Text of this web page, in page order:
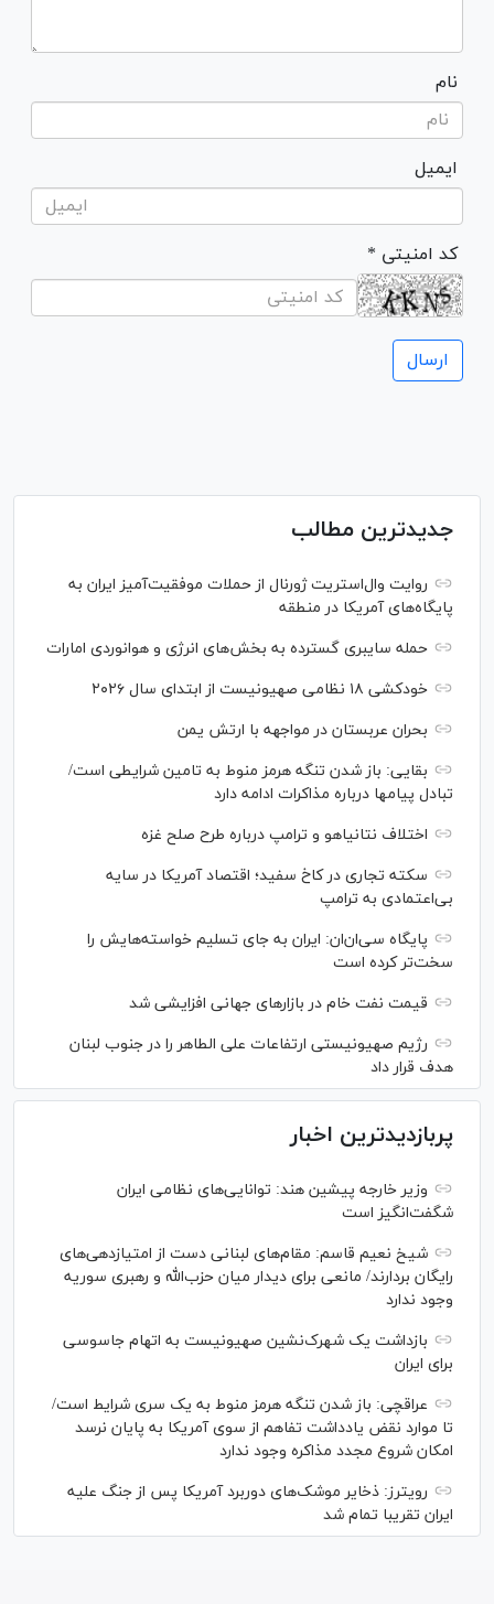
نام
ایمیل
* کد امنیتی
جدیدترین مطالب
روایت وال‌استریت ژورنال از حملات موفقیت‌آمیز ایران به
پایگاه‌های آمریکا در منطقه
حمله سایبری گسترده به بخش‌های انرژی و هوانوردی امارات
خودکشی ۱۸ نظامی صهیونیست از ابتدای سال ۲۰۲۶
بحران عربستان در مواجهه با ارتش یمن
بقایی: باز شدن تنگه هرمز منوط به تامین شرایطی است/
تبادل پیام‎ها درباره مذاکرات ادامه دارد
اختلاف نتانیاهو و ترامپ درباره طرح صلح غزه
سکته تجاری در کاخ سفید؛ اقتصاد آمریکا در سایه
بی‌اعتمادی به ترامپ
پایگاه سی‌ان‌ان: ایران به جای تسلیم خواسته‌هایش را
سخت‎‌تر کرده است
قیمت نفت خام در بازارهای جهانی افزایشی شد
رژیم صهیونیستی ارتفاعات علی الطاهر را در جنوب لبنان
هدف قرار داد
پربازدیدترین اخبار
وزیر خارجه پیشین هند: توانایی‌های نظامی ایران
شگفت‌انگیز است
شیخ نعیم قاسم: مقام‌های لبنانی دست از امتیازدهی‌های
رایگان بردارند/ مانعی برای دیدار میان حزب‌الله و رهبری سوریه
وجود ندارد
بازداشت یک شهرک‌نشین صهیونیست به اتهام جاسوسی
برای ایران
عراقچی: باز شدن تنگه هرمز منوط به یک سری شرایط است/
تا موارد نقض یادداشت تفاهم از سوی آمریکا به پایان نرسد
امکان شروع مجدد مذاکره وجود ندارد
رویترز: ذخایر موشک‌های دوربرد آمریکا پس از جنگ علیه
ایران تقریبا تمام شد